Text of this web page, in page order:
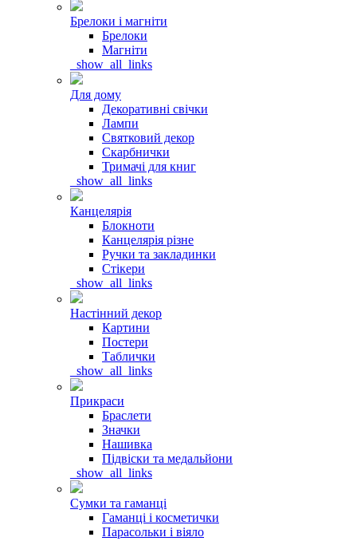
Брелоки і магніти
Брелоки
Магніти
_show_all_links
Для дому
Декоративні свічки
Лампи
Святковий декор
Скарбнички
Тримачі для книг
_show_all_links
Канцелярія
Блокноти
Канцелярія різне
Ручки та закладинки
Стікери
_show_all_links
Настінний декор
Картини
Постери
Таблички
_show_all_links
Прикраси
Браслети
Значки
Нашивка
Підвіски та медальйони
_show_all_links
Сумки та гаманці
Гаманці і косметички
Парасольки і віяло